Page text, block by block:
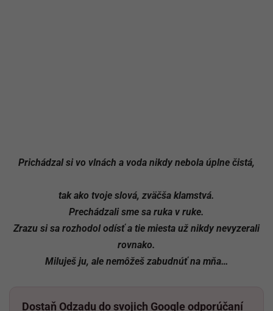
Prichádzal si vo vlnách a voda nikdy nebola úplne čistá,
tak ako tvoje slová, zväčša klamstvá.
Prechádzali sme sa ruka v ruke.
Zrazu si sa rozhodol odísť a tie miesta už nikdy nevyzerali
rovnako.
Miluješ ju, ale nemôžeš zabudnúť na mňa…
Dostaň Odzadu do svojich Google odporúčaní